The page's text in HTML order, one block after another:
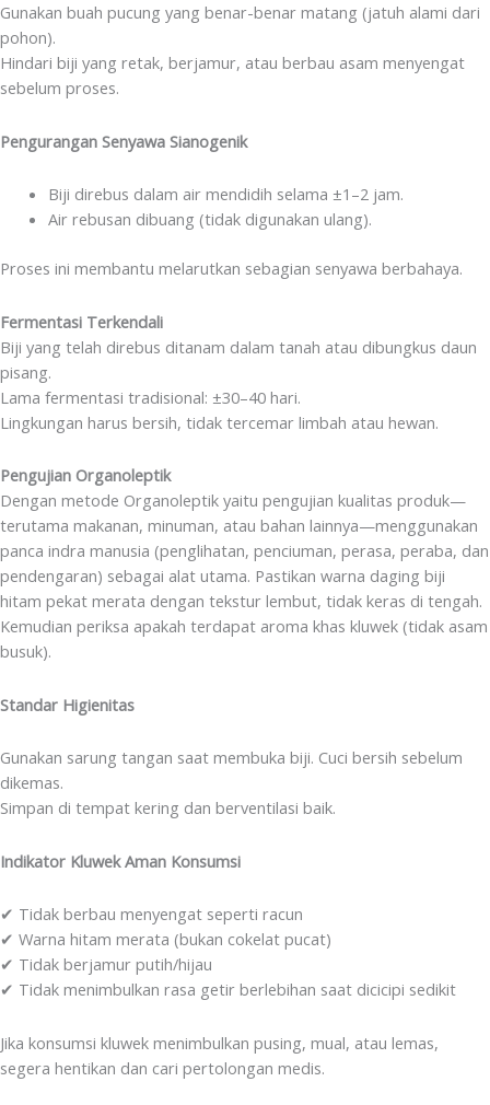
Gunakan buah pucung yang benar-benar matang (jatuh alami dari
pohon).
Hindari biji yang retak, berjamur, atau berbau asam menyengat
sebelum proses.
Pengurangan Senyawa Sianogenik
Biji direbus dalam air mendidih selama ±1–2 jam.
Air rebusan dibuang (tidak digunakan ulang).
Proses ini membantu melarutkan sebagian senyawa berbahaya.
Fermentasi Terkendali
Biji yang telah direbus ditanam dalam tanah atau dibungkus daun
pisang.
Lama fermentasi tradisional: ±30–40 hari.
Lingkungan harus bersih, tidak tercemar limbah atau hewan.
Pengujian Organoleptik
Dengan metode Organoleptik yaitu pengujian kualitas produk—
terutama makanan, minuman, atau bahan lainnya—menggunakan
panca indra manusia (penglihatan, penciuman, perasa, peraba, dan
pendengaran) sebagai alat utama. Pastikan warna daging biji
hitam pekat merata dengan tekstur lembut, tidak keras di tengah.
Kemudian periksa apakah terdapat aroma khas kluwek (tidak asam
busuk).
Standar Higienitas
Gunakan sarung tangan saat membuka biji. Cuci bersih sebelum
dikemas.
Simpan di tempat kering dan berventilasi baik.
Indikator Kluwek Aman Konsumsi
✔ Tidak berbau menyengat seperti racun
✔ Warna hitam merata (bukan cokelat pucat)
✔ Tidak berjamur putih/hijau
✔ Tidak menimbulkan rasa getir berlebihan saat dicicipi sedikit
Jika konsumsi kluwek menimbulkan pusing, mual, atau lemas,
segera hentikan dan cari pertolongan medis.